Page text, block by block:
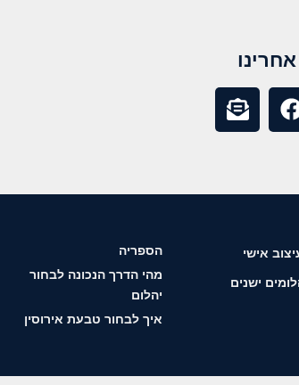
אישי
ישנים
הספריה
מהי הדרך הנכונה לבחור
יהלום
איך לבחור טבעת אירוסין